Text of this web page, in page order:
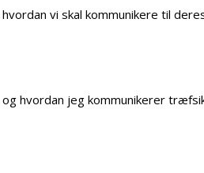
vi skal kommunikere til
hvordan jeg kommunikerer